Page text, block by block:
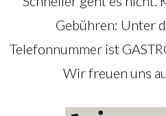
Gebühren: Unter
Telefonnummer ist
Wir freuen uns